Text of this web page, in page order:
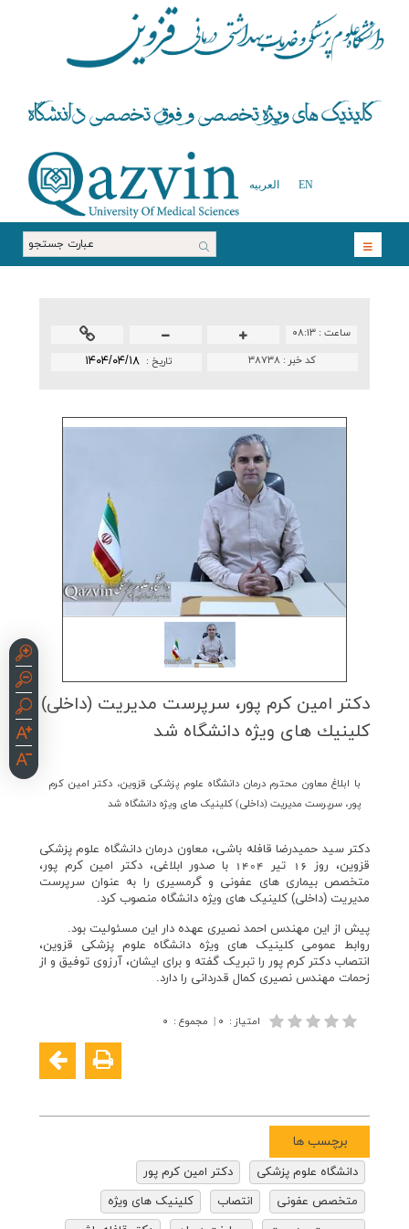
EN العربیه
ساعت : ۰۸:۱۳
تاريخ : ۱۴۰۴/۰۴/۱۸ کد خبر : ۳۸۷۳۸
دكتر امین كرم پور، سرپرست مدیریت (داخلی)
كلینیك های‏ ویژه دانشگاه شد
با ابلاغ معاون محترم درمان دانشگاه علوم پزشکی قزوین، دکتر امین کرم
پور، سرپرست مدیریت (داخلی) کلینیک های‏ ویژه دانشگاه شد
دکتر سید حمیدرضا قافله باشی، معاون درمان دانشگاه علوم پزشکی
قزوین، روز 16 تیر 1404 با صدور ابلاغی، دکتر امین کرم پور،
متخصص بیماری های عفونی و گرمسیری را به عنوان سرپرست
مدیریت (داخلی) کلینیک های‏ ویژه دانشگاه منصوب کرد.
پیش از این مهندس احمد نصیری عهده دار این مسئولیت بود.
روابط عمومی کلینیک های ویژه دانشگاه علوم پزشکی قزوین،
انتصاب دکتر کرم پور را تبریک گفته و برای ایشان، آرزوی توفیق و از
زحمات مهندس نصیری کمال قدردانی را دارد.
امتیاز : ۰ | مجموع : ۰
برچسب ها
دانشگاه علوم پزشکی
دکتر امین کرم پور
متخصص عفونی
انتصاب
کلینیک های ویژه